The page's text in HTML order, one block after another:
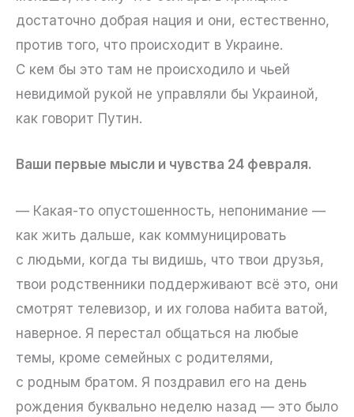
достаточно добрая нация и они, естественно,
против того, что происходит в Украине.
С кем бы это там не происходило и чьей
невидимой рукой не управляли бы Украиной,
как говорит Путин.
Ваши первые мысли и чувства 24 февраля.
— Какая-то опустошенность, непонимание —
как жить дальше, как коммуницировать
с людьми, когда ты видишь, что твои друзья,
твои родственники поддерживают всё это, они
смотрят телевизор, и их голова набита ватой,
наверное. Я перестал общаться на любые
темы, кроме семейных с родителями,
с родным братом. Я поздравил его на день
рождения буквально неделю назад — это было